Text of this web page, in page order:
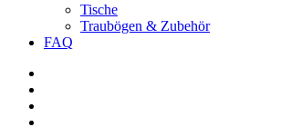
Tische
Traubögen & Zubehör
FAQ